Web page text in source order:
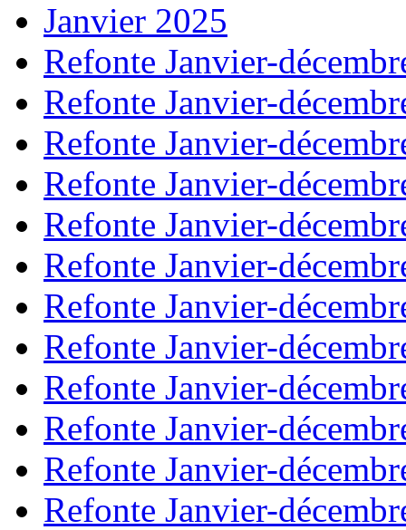
Janvier 2025
Refonte Janvier-
Refonte Janvier-
Refonte Janvier-
Refonte Janvier-
Refonte Janvier-
Refonte Janvier-
Refonte Janvier-
Refonte Janvier-
Refonte Janvier-
Refonte Janvier-
Refonte Janvier-
Refonte Janvier-